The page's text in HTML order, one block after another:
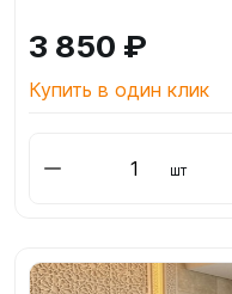
3 850 ₽
Купить в один клик
шт